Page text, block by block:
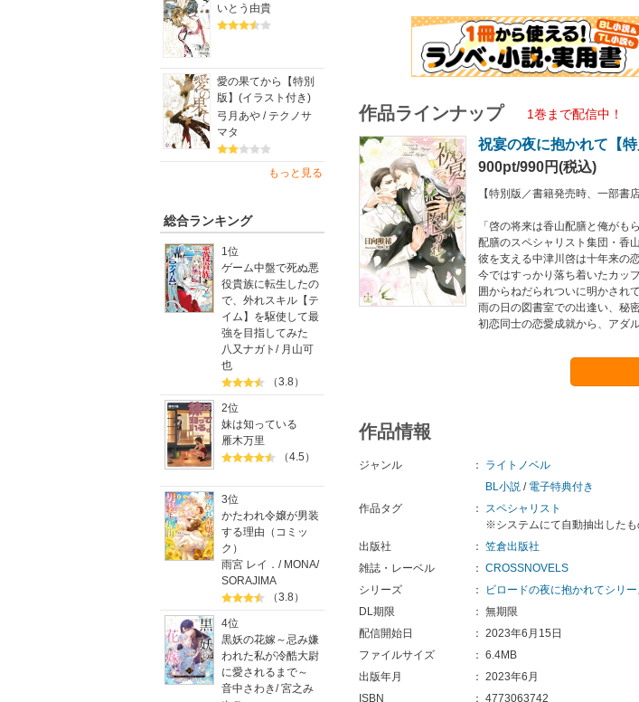
いとう由貴
愛の果てから【特別
版】(イラスト付き)
弓月あや / テクノサ
マタ
もっと見る
総合ランキング
1位
ゲーム中盤で死ぬ悪
役貴族に転生したの
で、外れスキル【テ
イム】を駆使して最
強を目指してみた
八又ナガト / 月山可
也
（3.8）
2位
妹は知っている
雁木万里
（4.5）
3位
かたわれ令嬢が男装
する理由（コミッ
ク）
雨宮 レイ． / MONA/
SORAJIMA
（3.8）
4位
黒妖の花嫁～忌み嫌
われた私が冷酷大尉
に愛されるまで～
音中さわき/宮之み
作品ラインナップ 1巻まで配信中！
祝宴の夜に抱かれて【
900pt/990円(税込)
【特別版／書籍発売時、一部書
「啓の将来は香山配膳と俺がもら
配膳のスペシャリスト集団・香
彼を支える中津川啓は十年来の恋
今ではすっかり落ち着いたカッ
囲からねだられついに明かさ
雨の日の図書室での出逢い、秘
初恋同士の恋愛成就から、アダ
作品情報
ジャンル ：
ライトノベル
BL小説 / 電子特典付き
作品タグ
：
スペシャリスト
※システムにて自動抽出した
出版社
： 笠倉出版社
雑誌・レーベル
： CROSSNOVELS
シリーズ
：
ビロードの夜に抱かれてシリ
DL期限
： 無期限
配信開始日
： 2023年6月15日
ファイルサイズ
： 6.4MB
出版年月
： 2023年6月
ISBN
： 4773063742